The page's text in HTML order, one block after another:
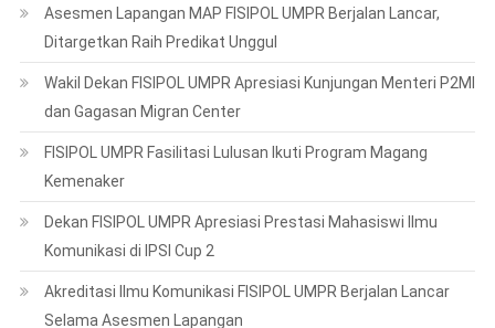
Asesmen Lapangan MAP FISIPOL UMPR Berjalan Lancar,
Ditargetkan Raih Predikat Unggul
Wakil Dekan FISIPOL UMPR Apresiasi Kunjungan Menteri P2MI
dan Gagasan Migran Center
FISIPOL UMPR Fasilitasi Lulusan Ikuti Program Magang
Kemenaker
Dekan FISIPOL UMPR Apresiasi Prestasi Mahasiswi Ilmu
Komunikasi di IPSI Cup 2
Akreditasi Ilmu Komunikasi FISIPOL UMPR Berjalan Lancar
Selama Asesmen Lapangan